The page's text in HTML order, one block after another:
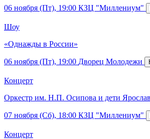
06 ноября (Пт), 19:00 КЗЦ "Миллениум"
Шоу
«Однажды в России»
06 ноября (Пт), 19:00 Дворец Молодежи
Концерт
Оркестр им. Н.П. Осипова и дети
07 ноября (Сб), 18:00 КЗЦ "Миллениум"
Концерт